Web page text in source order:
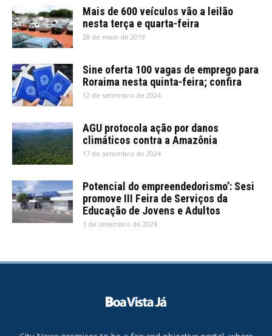
Mais de 600 veículos vão a leilão
nesta terça e quarta-feira
28 de maio de 2019
Sine oferta 100 vagas de emprego para
Roraima nesta quinta-feira; confira
12 de setembro de 2024
AGU protocola ação por danos
climáticos contra a Amazônia
17 de setembro de 2024
Potencial do empreendedorismo’: Sesi
promove III Feira de Serviços da
Educação de Jovens e Adultos
1 de setembro de 2024